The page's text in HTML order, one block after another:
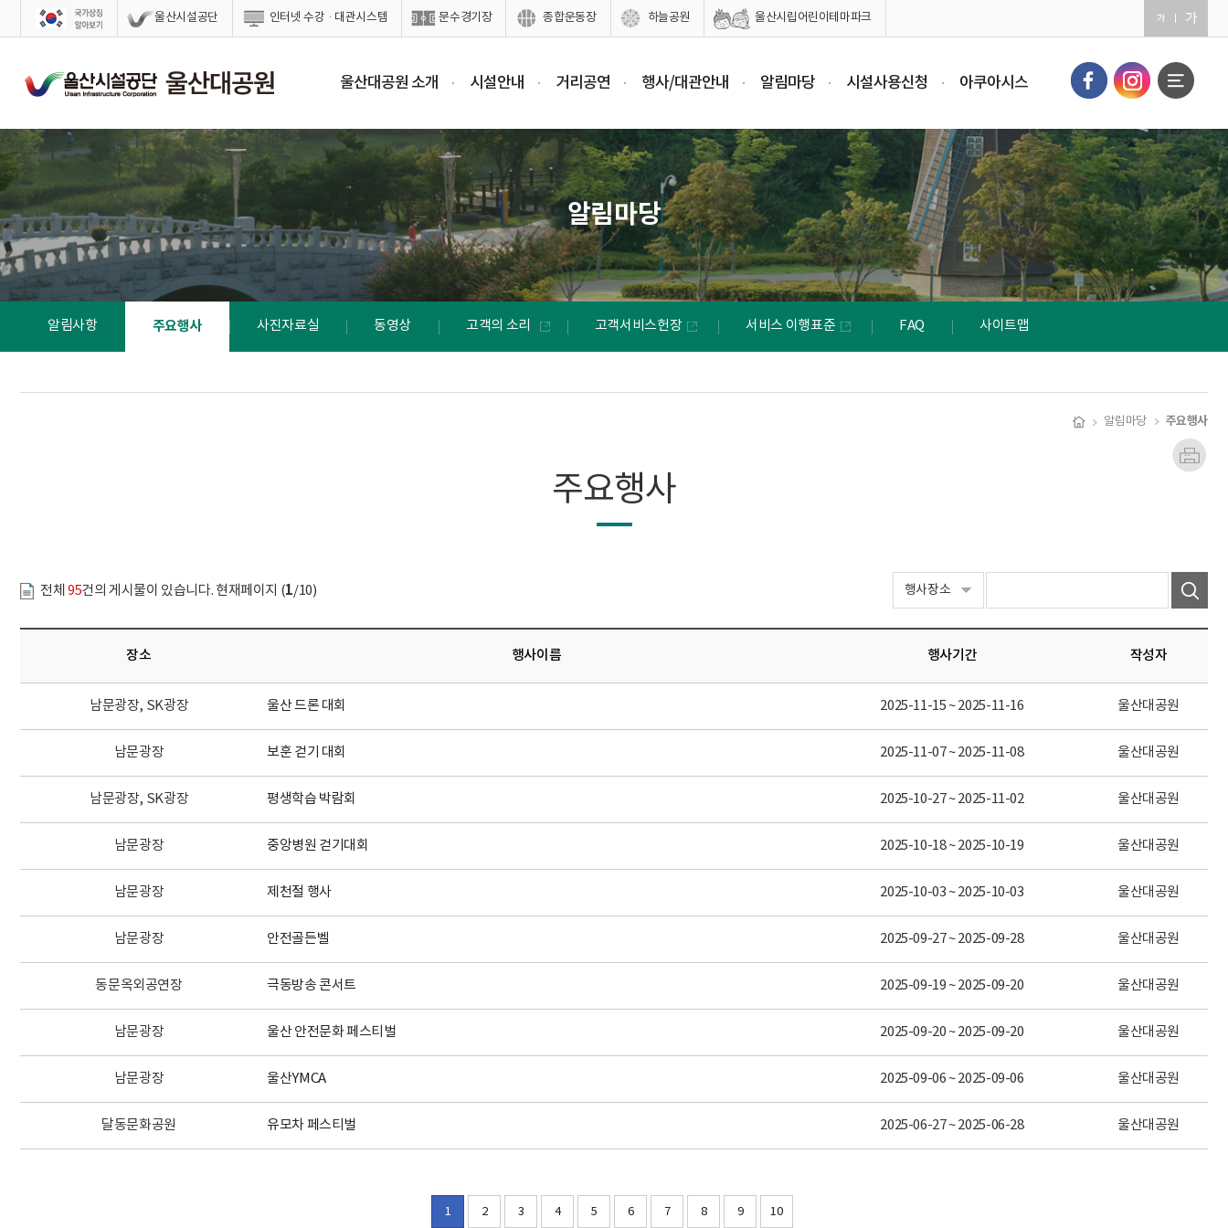
스킵네비게이션 울산시설공단 인터넷 수강·대관시스템 문수경기장 종합운동장 하늘공원 울산시립어린이테마파크
울산대공원 소개 시설안내 거리공연 행사/대관안내 알림마당 시설사용신청 아쿠아시스
알림마당
알림사항 주요행사 사진자료실 동영상 고객의 소리 고객서비스헌장 서비스 이행표준 FAQ 사이트맵
알림마당 주요행사
주요행사
주요행사 시작
전체 95건의 게시물이 있습니다. 현재페이지 (1/10)
장소 행사이름 행사기간 작성자
남문광장, SK광장 울산 드론 대회 2025-11-15 ~ 2025-11-16 울산대공원
남문광장 보훈 걷기 대회 2025-11-07 ~ 2025-11-08 울산대공원
남문광장, SK광장 평생학습 박람회 2025-10-27 ~ 2025-11-02 울산대공원
남문광장 중앙병원 걷기대회 2025-10-18 ~ 2025-10-19 울산대공원
남문광장 제천절 행사 2025-10-03 ~ 2025-10-03 울산대공원
남문광장 안전골든벨 2025-09-27 ~ 2025-09-28 울산대공원
동문옥외공연장 극동방송 콘서트 2025-09-19 ~ 2025-09-20 울산대공원
남문광장 울산 안전문화 페스티벌 2025-09-20 ~ 2025-09-20 울산대공원
남문광장 울산YMCA 2025-09-06 ~ 2025-09-06 울산대공원
달동문화공원 유모차 페스티벌 2025-06-27 ~ 2025-06-28 울산대공원
1 2 3 4 5 6 7 8 9 10